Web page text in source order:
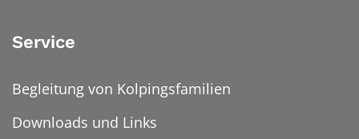
Service
Begleitung von Kolpingsfamilien
Downloads und Links